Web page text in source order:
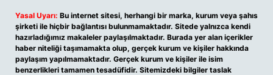
Yasal Uyarı: Bu internet sitesi, herhangi bir marka, kurum veya şahıs
şirketi ile hiçbir bağlantısı bulunmamaktadır. Sitede yalnızca kendi
hazırladığımız makaleler paylaşılmaktadır. Burada yer alan içerikler
haber niteliği taşımamakta olup, gerçek kurum ve kişiler hakkında
paylaşım yapılmamaktadır. Gerçek kurum ve kişiler ile isim
benzerlikleri tamamen tesadüfidir. Sitemizdeki bilgiler taslak